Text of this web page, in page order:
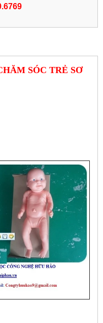
SÓC TRẺ SƠ